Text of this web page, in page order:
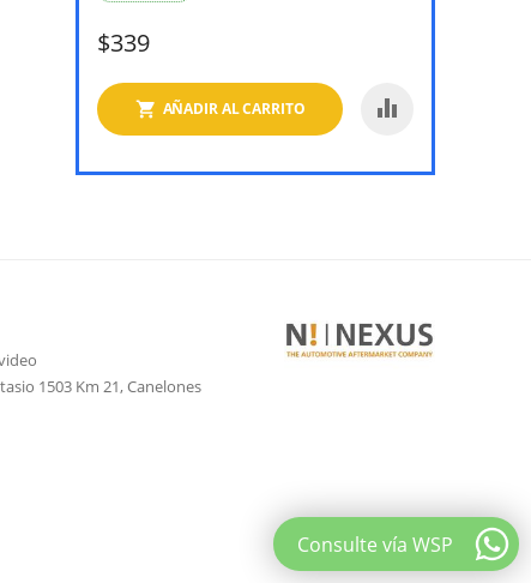
$339
AÑADIR AL CARRITO
1503 Km 21, Canelones
Consulte vía WSP